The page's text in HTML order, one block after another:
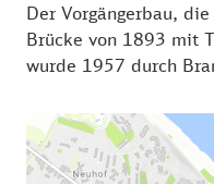
Der Vorgängerbau,
Brücke von 1893 mit
wurde 1957 durch